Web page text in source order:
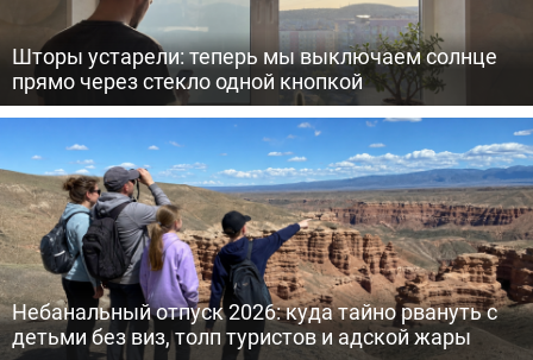
Шторы устарели: теперь мы выключаем солнце
прямо через стекло одной кнопкой
Небанальный отпуск 2026: куда тайно рвануть с
детьми без виз, толп туристов и адской жары